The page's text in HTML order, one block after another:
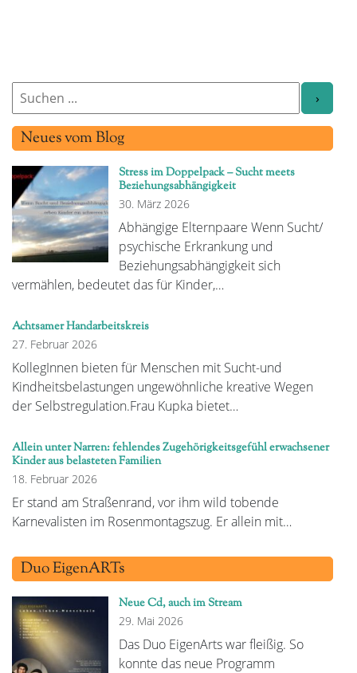
Neues vom Blog
Stress im Doppelpack – Sucht meets
Beziehungsabhängigkeit
30. März 2026
Abhängige Elternpaare Wenn Sucht/
psychische Erkrankung und
Beziehungsabhängigkeit sich
vermählen, bedeutet das für Kinder,…
Achtsamer Handarbeitskreis
27. Februar 2026
KollegInnen bieten für Menschen mit Sucht-und
Kindheitsbelastungen ungewöhnliche kreative Wegen
der Selbstregulation.Frau Kupka bietet…
Allein unter Narren: fehlendes Zugehörigkeitsgefühl erwachsener
Kinder aus belasteten Familien
18. Februar 2026
Er stand am Straßenrand, vor ihm wild tobende
Karnevalisten im Rosenmontagszug. Er allein mit…
Duo EigenARTs
Neue Cd, auch im Stream
29. Mai 2026
Das Duo EigenArts war fleißig. So
konnte das neue Programm